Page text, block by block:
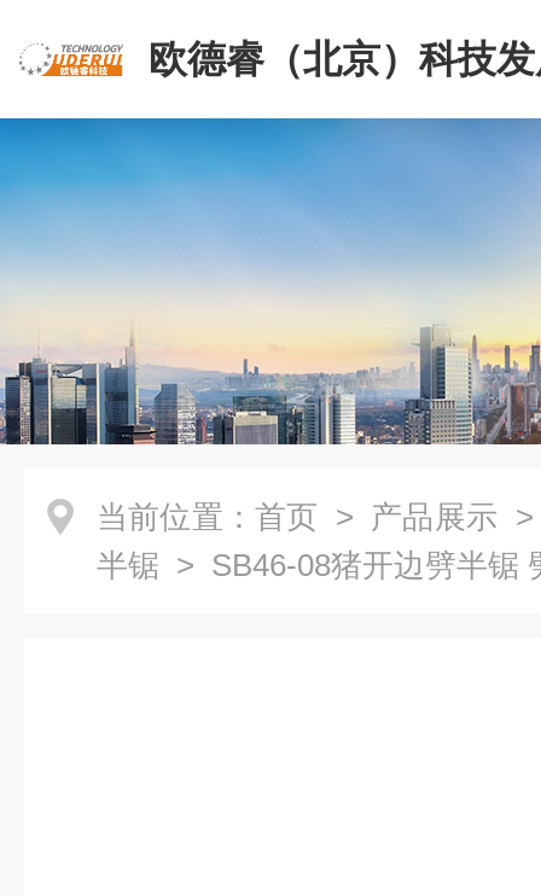
欧德睿（北京）科技
公司
当前位置： 首页 > 产品展示
半锯 > SB46-08猪开边劈半锯